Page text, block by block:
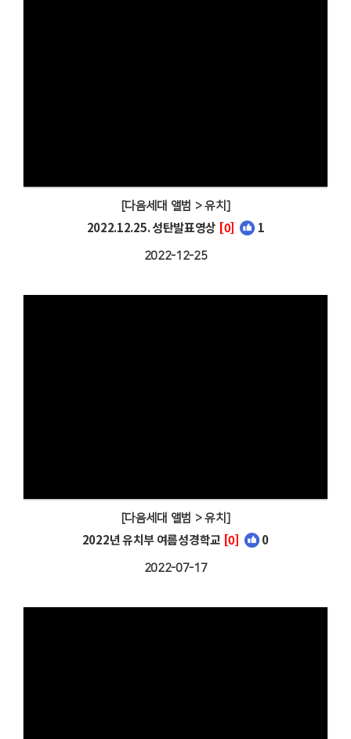
[다음세대 앨범 > 유치]
2022.12.25. 성탄발표영상 [0] 1
2022-12-25
[다음세대 앨범 > 유치]
2022년 유치부 여름성경학교 [0] 0
2022-07-17